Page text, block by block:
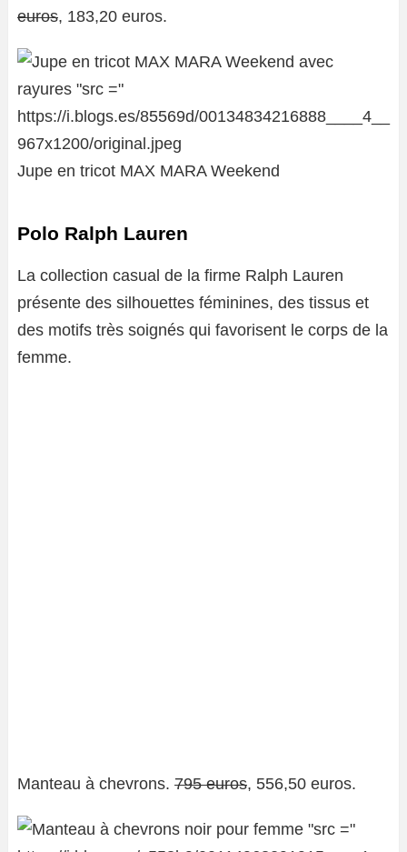
euros, 183,20 euros.
Jupe en tricot MAX MARA Weekend
Polo Ralph Lauren
La collection casual de la firme Ralph Lauren
présente des silhouettes féminines, des tissus et
des motifs très soignés qui favorisent le corps de la
femme.
Manteau à chevrons. 795 euros, 556,50 euros.